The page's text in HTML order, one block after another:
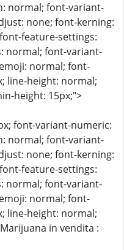
normal; font-variant-
none; font-kerning:
feature-settings:
normal; font-variant-
normal; font-
line-height: normal;
height: 15px;">
font-variant-numeric:
normal; font-variant-
none; font-kerning:
feature-settings:
normal; font-variant-
normal; font-
line-height: normal;
in vendita :